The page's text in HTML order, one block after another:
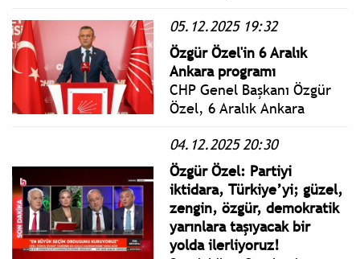
Partisinin Siyaset ve
Liderlik Okulu’nun 22.
Dönem Sertifika Töreni’ne
katıldı ve konuşma yaptı.
05.12.2025 19:32
Özgür Özel'in 6 Aralık
Ankara programı
CHP Genel Başkanı Özgür
Özel, 6 Aralık Ankara
CHP'nin 39. Olağan
Kurultayında seçilen
yönetimi ile ilk olarak
Anıtkabir'i ziyaret edecek
ve Genel Merkezde
düzenlenecek PM
04.12.2025 20:30
Özgür Özel: Partiyi
iktidara, Türkiye’yi; güzel,
zengin, özgür, demokratik
yarınlara taşıyacak bir
yolda ilerliyoruz!